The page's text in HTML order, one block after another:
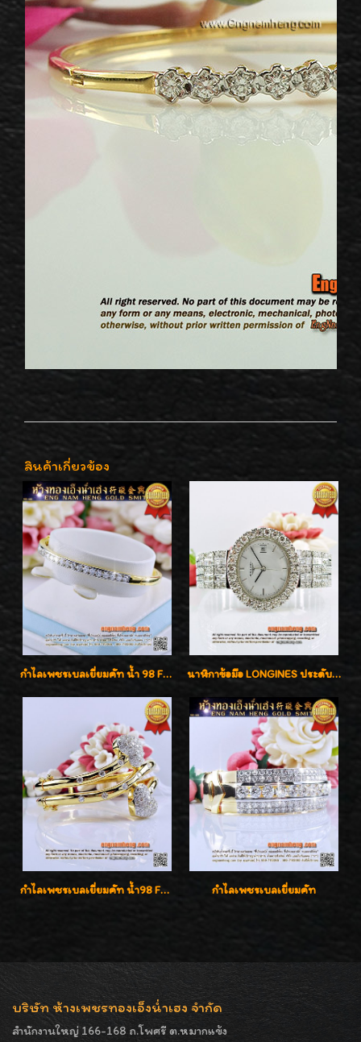
สินค้าเกี่ยวข้อง
กำไลเพชรเบลเยี่ยมคัท น้ำ 98 F-Color/VVS เพชร 22 เม็ด น้ำหนักเพชรรวม 1.97 กะรัต ตัวเรือนตัน หนาแข็งแรง เพชรสวย ขาวจั๊ว ทุกเม็ด เล่นไฟ่วิ้งสุดๆค่ะ เปิดราคาโปรโมชั่น ถูกสุดๆค่ะ นาฬิกาข้อมือ LONGINES ประดับเพชร 5.20 กะรัต ใส่เล่น ใส่ออกงานหรูหราไฮโซค่ะ
กำไลเพชรเบลเยี่ยมคัท น้ำ98 F-Color/VVS น้ำหนักเพชรรวม 3.00 กะรัต สวยไม่ซ้ำใครค่ะ กำไลเพชรเบลเยี่ยมคัท
บริษัท ห้างเพชรทองเอ็งน่ำเฮง จำกัด
สำนักงานใหญ่ 166-168 ถ.โพศรี ต.หมากแข้ง